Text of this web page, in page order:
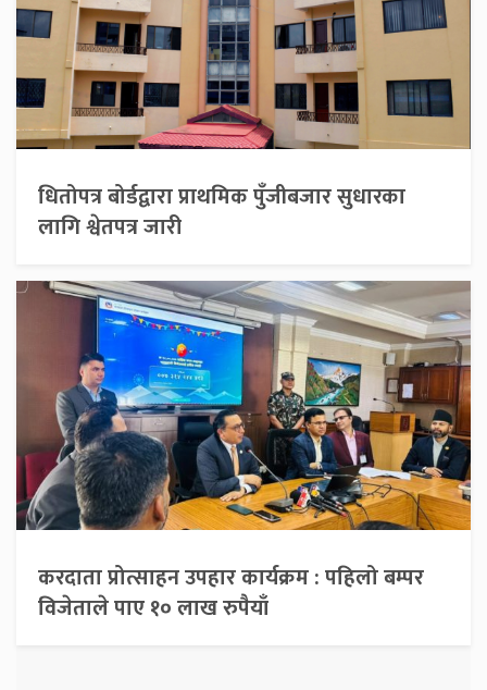
धितोपत्र बोर्डद्वारा प्राथमिक पुँजीबजार सुधारका
लागि श्वेतपत्र जारी
करदाता प्रोत्साहन उपहार कार्यक्रम : पहिलो बम्पर
विजेताले पाए १० लाख रुपैयाँ